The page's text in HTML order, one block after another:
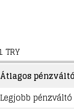
1 TRY
Átlagos pénzváltó
Legjobb pénzváltó